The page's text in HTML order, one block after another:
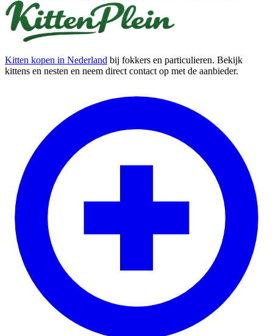
Kitten kopen in Nederland bij fokkers en particulieren. Bekijk
kittens en nesten en neem direct contact op met de aanbieder.